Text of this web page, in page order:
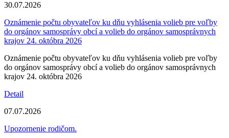
30.07.2026
Oznámenie počtu obyvateľov ku dňu vyhlásenia volieb pre voľby
do orgánov samosprávy obcí a volieb do orgánov samosprávnych
krajov 24. októbra 2026
Oznámenie počtu obyvateľov ku dňu vyhlásenia volieb pre voľby
do orgánov samosprávy obcí a volieb do orgánov samosprávnych
krajov 24. októbra 2026
Detail
07.07.2026
Upozornenie rodičom.